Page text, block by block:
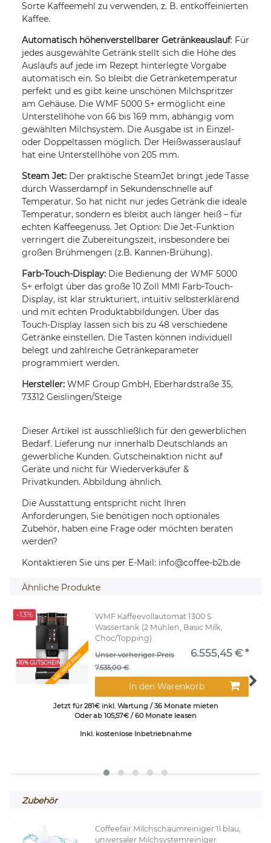
Sorte Kaffeemehl zu verwenden, z. B. entkoffeinierten
Kaffee.
Automatisch höhenverstellbarer Getränkeauslauf: Für
jedes ausgewählte Getränk stellt sich die Höhe des
Auslaufs auf jede im Rezept hinterlegte Vorgabe
automatisch ein. So bleibt die Getränketemperatur
perfekt und es gibt keine unschönen Milchspritzer
am Gehäuse. Die WMF 5000 S+ ermöglicht eine
Unterstellhöhe von 66 bis 169 mm, abhängig vom
gewählten Milchsystem. Die Ausgabe ist in Einzel-
oder Doppeltassen möglich. Der Heißwasserauslauf
hat eine Unterstellhöhe von 205 mm.
Steam Jet: Der praktische SteamJet bringt jede Tasse
durch Wasserdampf in Sekundenschnelle auf
Temperatur. So hat nicht nur jedes Getränk die ideale
Temperatur, sondern es bleibt auch länger heiß – für
echten Kaffeegenuss. Jet Option: Die Jet-Funktion
verringert die Zubereitungszeit, insbesondere bei
großen Brühmengen (z.B. Kannen-Brühung).
Farb-Touch-Display: Die Bedienung der WMF 5000
S+ erfolgt über das große 10 Zoll MMI Farb-Touch-
Display, ist klar strukturiert, intuitiv selbsterklärend
und mit echten Produktabbildungen. Über das
Touch-Display lassen sich bis zu 48 verschiedene
Getränke einstellen. Die Tasten können individuell
belegt und zahlreiche Getränkeparameter
programmiert werden.
Hersteller: WMF Group GmbH, Eberhardstraße 35,
73312 Geislingen/Steige
Dieser Artikel ist ausschließlich für den gewerblichen
Bedarf. Lieferung nur innerhalb Deutschlands an
gewerbliche Kunden. Gutscheinaktion nicht auf
Geräte und nicht für Wiederverkäufer &
Privatkunden. Abbildung ähnlich.
Die Ausstattung entspricht nicht Ihren
Anforderungen, Sie benötigen noch optionales
Zubehör, haben eine Frage oder möchten beraten
werden?
Kontaktieren Sie uns per E-Mail: info@coffee-b2b.de
Ähnliche Produkte
+10% GUTSCHEINInkl. WMF Filter
-13%
WMF Kaffeevollautomat 1300 S
Wassertank (2 Mühlen, Basic Milk,
Choc/Topping)
Unser vorheriger Preis
7.535,00 €
6.555,45 € *
In den Warenkorb
Jetzt für 281€ inkl. Wartung / 36 Monate mieten
Oder ab 105,57€ / 60 Monate leasen
Inkl. kostenlose Inbetriebnahme
Zubehör
Coffeefair Milchschaumreiniger 1l blau,
universaler Milchsystemreiniger